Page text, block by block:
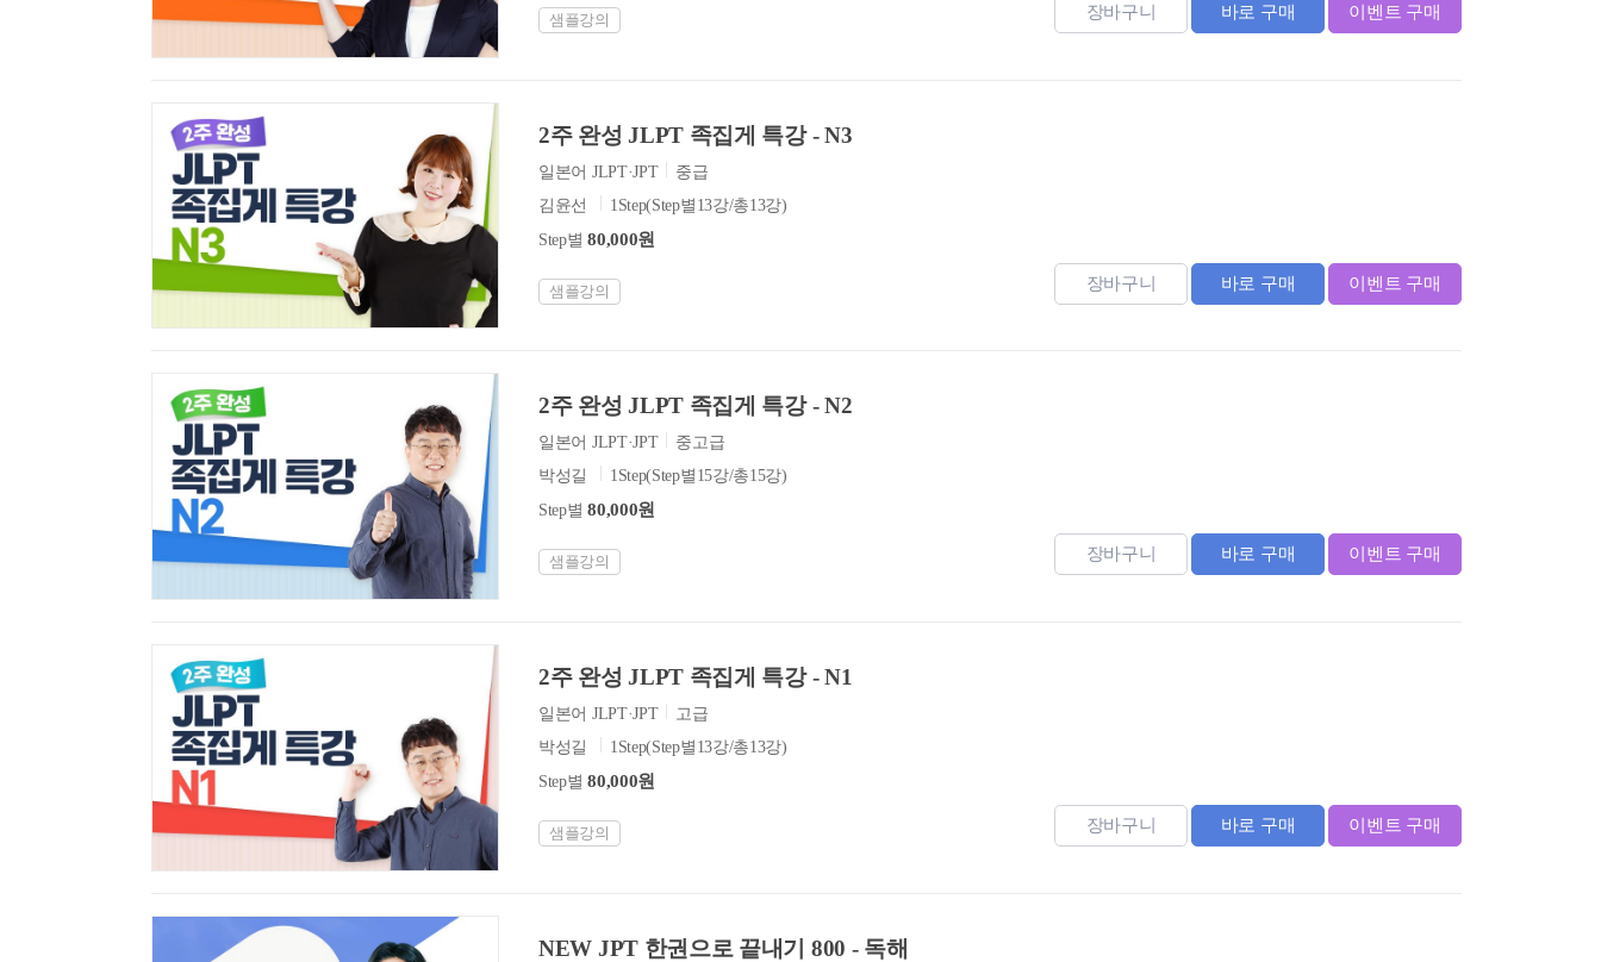
샘플강의 장바구니 바로 구매 이벤트 구매
2주 완성 JLPT 족집게 특강 - N3
일본어 JLPT·JPT
중급
김윤선
1Step(Step별13강/총13강)
Step별80,000원
샘플강의 장바구니 바로 구매 이벤트 구매
2주 완성 JLPT 족집게 특강 - N2
일본어 JLPT·JPT
중고급
박성길
1Step(Step별15강/총15강)
Step별80,000원
샘플강의 장바구니 바로 구매 이벤트 구매
2주 완성 JLPT 족집게 특강 - N1
일본어 JLPT·JPT
고급
박성길
1Step(Step별13강/총13강)
Step별80,000원
샘플강의 장바구니 바로 구매 이벤트 구매
NEW JPT 한권으로 끝내기 800 - 독해